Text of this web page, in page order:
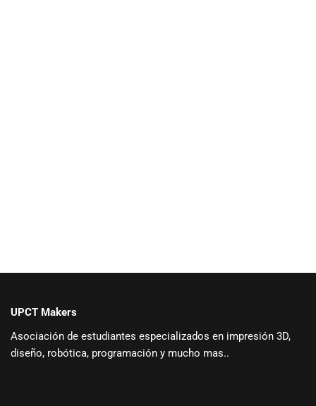
UPCT Makers
Asociación de estudiantes especializados en impresión 3D,
diseño, robótica, programación y mucho mas..